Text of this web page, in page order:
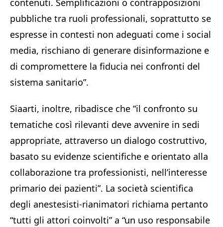
pubbliche tra ruoli professionali, soprattutto se
espresse in contesti non adeguati come i social
media, rischiano di generare disinformazione e
di compromettere la fiducia nei confronti del
sistema sanitario”.
Siaarti, inoltre, ribadisce che “il confronto su
tematiche così rilevanti deve avvenire in sedi
appropriate, attraverso un dialogo costruttivo,
basato su evidenze scientifiche e orientato alla
collaborazione tra professionisti, nell’interesse
primario dei pazienti”. La società scientifica
degli anestesisti-rianimatori richiama pertanto
“tutti gli attori coinvolti” a “un uso responsabile